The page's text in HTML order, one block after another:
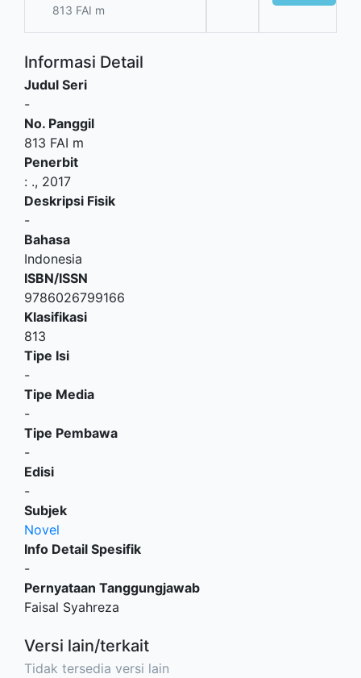
813 FAI m
Informasi Detail
Judul Seri
-
No. Panggil
813 FAI m
Penerbit
: ., 2017
Deskripsi Fisik
-
Bahasa
Indonesia
ISBN/ISSN
9786026799166
Klasifikasi
813
Tipe Isi
-
Tipe Media
-
Tipe Pembawa
-
Edisi
-
Subjek
Novel
Info Detail Spesifik
-
Pernyataan Tanggungjawab
Faisal Syahreza
Versi lain/terkait
Tidak tersedia versi lain